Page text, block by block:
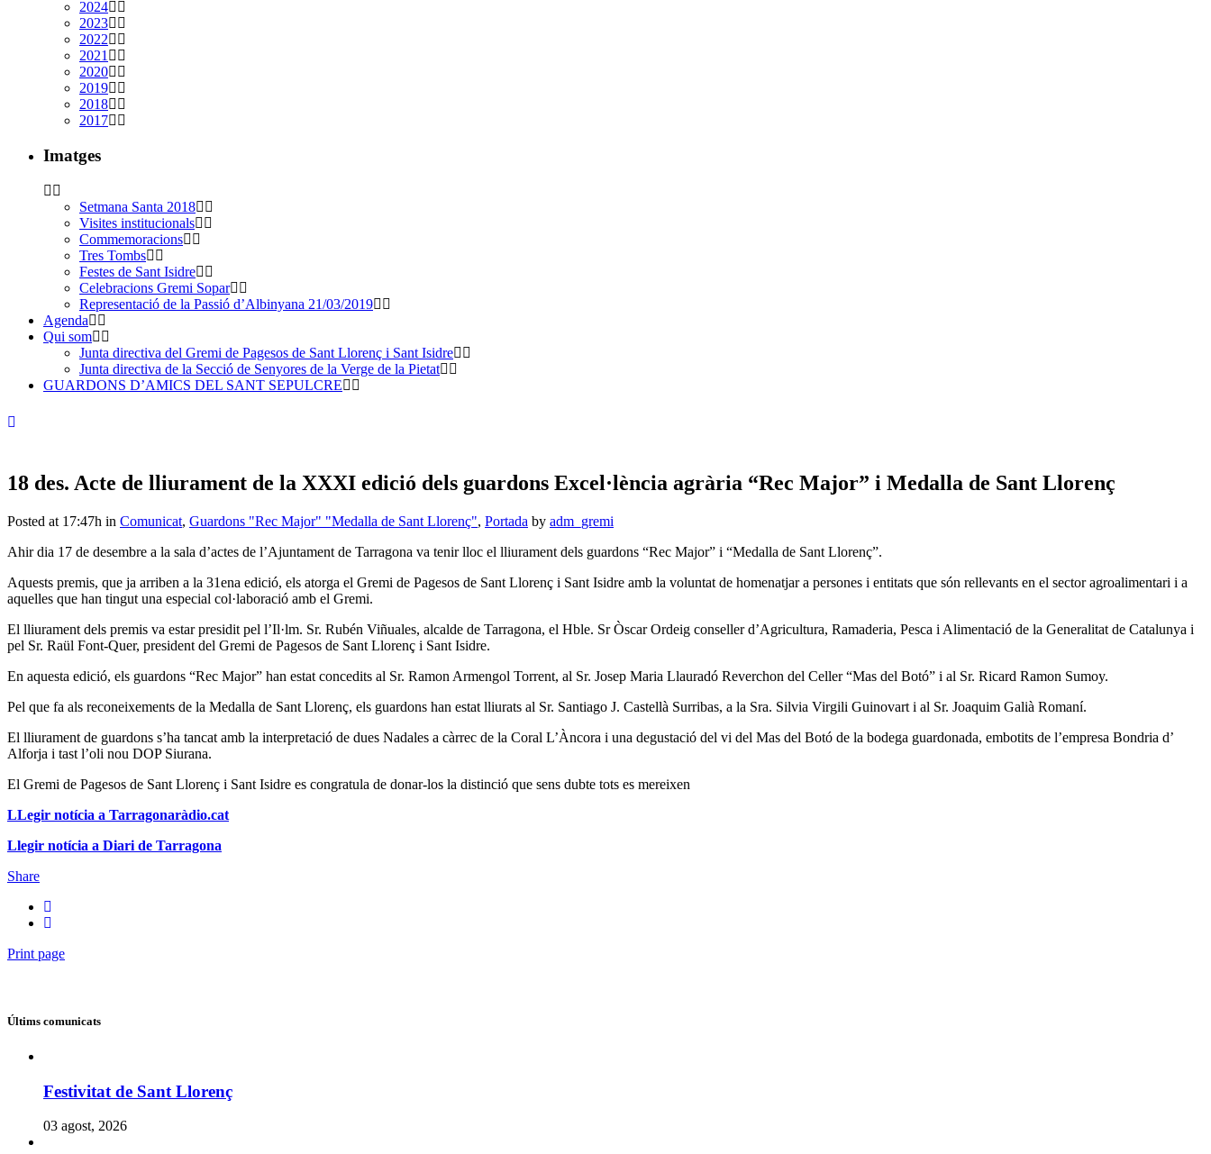
2024
2023
2022
2021
2020
2019
2018
2017
Imatges
Setmana Santa 2018
Visites institucionals
Commemoracions
Tres Tombs
Festes de Sant Isidre
Celebracions Gremi Sopar
Representació de la Passió d’Albinyana 21/03/2019
Agenda
Qui som
Junta directiva del Gremi de Pagesos de Sant Llorenç i Sant Isidre
Junta directiva de la Secció de Senyores de la Verge de la Pietat
GUARDONS D’AMICS DEL SANT SEPULCRE
18 des. Acte de lliurament de la XXXI edició dels guardons Excel·lència agrària “Rec Major” i Medalla de Sant Llorenç
Posted at 17:47h in Comunicat, Guardons "Rec Major" "Medalla de Sant Llorenç", Portada by adm_gremi
Ahir dia 17 de desembre a la sala d’actes de l’Ajuntament de Tarragona va tenir lloc el lliurament dels guardons “Rec Major” i “Medalla de Sant Llorenç”.
Aquests premis, que ja arriben a la 31ena edició, els atorga el Gremi de Pagesos de Sant Llorenç i Sant Isidre amb la voluntat de homenatjar a persones i entitats que són rellevants en el sector agroalimentari i a
aquelles que han tingut una especial col·laboració amb el Gremi.
El lliurament dels premis va estar presidit pel l’Il·lm. Sr. Rubén Viñuales, alcalde de Tarragona, el Hble. Sr Òscar Ordeig conseller d’Agricultura, Ramaderia, Pesca i Alimentació de la Generalitat de Catalunya i
pel Sr. Raül Font-Quer, president del Gremi de Pagesos de Sant Llorenç i Sant Isidre.
En aquesta edició, els guardons “Rec Major” han estat concedits al Sr. Ramon Armengol Torrent, al Sr. Josep Maria Llauradó Reverchon del Celler “Mas del Botó” i al Sr. Ricard Ramon Sumoy.
Pel que fa als reconeixements de la Medalla de Sant Llorenç, els guardons han estat lliurats al Sr. Santiago J. Castellà Surribas, a la Sra. Silvia Virgili Guinovart i al Sr. Joaquim Galià Romaní.
El lliurament de guardons s’ha tancat amb la interpretació de dues Nadales a càrrec de la Coral L’Àncora i una degustació del vi del Mas del Botó de la bodega guardonada, embotits de l’empresa Bondria d’
Alforja i tast l’oli nou DOP Siurana.
El Gremi de Pagesos de Sant Llorenç i Sant Isidre es congratula de donar-los la distinció que sens dubte tots es mereixen
LLegir notícia a Tarragonaràdio.cat
Llegir notícia a Diari de Tarragona
Share
Print page
Últims comunicats
Festivitat de Sant Llorenç
03 agost, 2026